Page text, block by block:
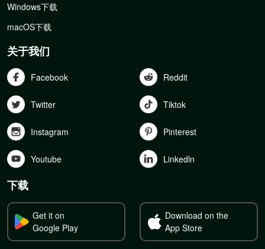
Windows下载
macOS下载
关于我们
Facebook Reddit
Twitter Tiktok
Instagram Pinterest
Youtube Linkedln
下载
Get it on
Google Play
Download on the
App Store